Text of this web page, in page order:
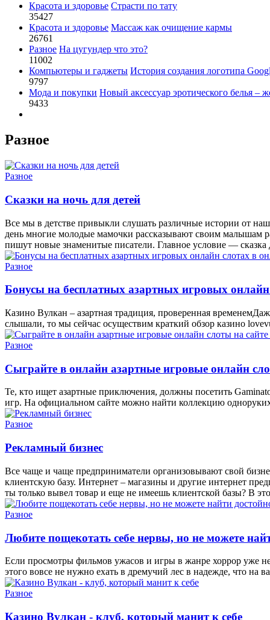
Красота и здоровье Страсти по тату
35427
Красота и здоровье Массаж как очищение кармы
26761
Разное На цугундер что это?
11002
Компьютеры и гаджеты История создания логотипа
9797
Мода и покупки Новый аксессуар эротического белья –
9433
Разное
Разное
Сказки на ночь для детей
Все мы в детстве привыкли слушать различные истории от
день многие молодые мамочки рассказывают своим малышам
пишут новые знаменитые писатели. Главное условие —
Разное
Бонусы на бесплатных азартных игровых
Казино Вулкан – азартная традиция, проверенная
слышали, то мы сейчас осуществим краткий обзор казино
Разное
Сыграйте в онлайн азартные игровые онлайн
Те, кто ищет азартные приключения, должны посетить
игр. На официальном сайте можно найти коллекцию
Разное
Рекламный бизнес
Все чаще и чаще предприниматели организовывают свой
клиентскую базу. Интернет – магазины и другие интернет
ты только вывел товар и еще не имеешь клиентской базы? В
Разное
Любите пощекотать себе нервы, но не можете
Если просмотры фильмов ужасов и игры в жанре хоррор уже
этого вовсе не нужно ехать в дремучий лес в надежде, что на
Разное
Казино Вулкан - клуб, который манит к себе